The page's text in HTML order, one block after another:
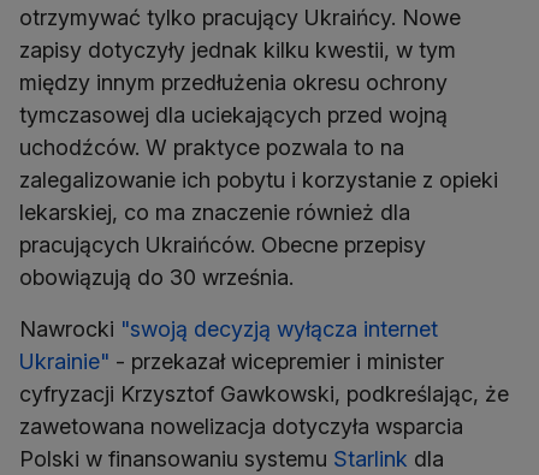
otrzymywać tylko pracujący Ukraińcy. Nowe
zapisy dotyczyły jednak kilku kwestii, w tym
między innym przedłużenia okresu ochrony
tymczasowej dla uciekających przed wojną
uchodźców. W praktyce pozwala to na
zalegalizowanie ich pobytu i korzystanie z opieki
lekarskiej, co ma znaczenie również dla
pracujących Ukraińców. Obecne przepisy
obowiązują do 30 września.
Nawrocki "swoją decyzją wyłącza internet
Ukrainie" - przekazał wicepremier i minister
cyfryzacji Krzysztof Gawkowski, podkreślając, że
zawetowana nowelizacja dotyczyła wsparcia
Polski w finansowaniu systemu Starlink dla